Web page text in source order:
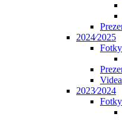
2024⁄2025
Fotky
Videa
2023⁄2024
Fotky